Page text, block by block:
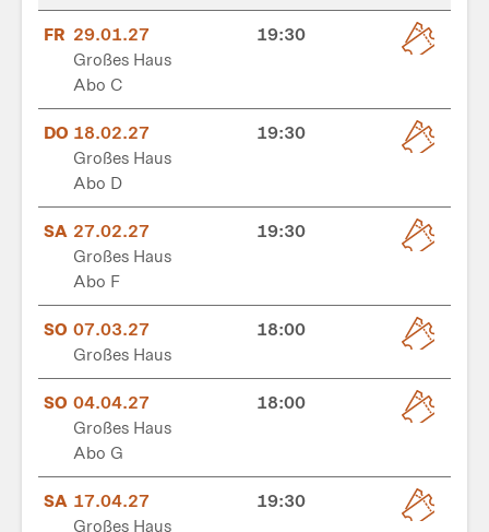
FR 29.01.27
19:30
Großes Haus
Abo C
DO 18.02.27
19:30
Großes Haus
Abo D
SA 27.02.27
19:30
Großes Haus
Abo F
SO 07.03.27
18:00
Großes Haus
SO 04.04.27
18:00
Großes Haus
Abo G
SA 17.04.27
19:30
Großes Haus